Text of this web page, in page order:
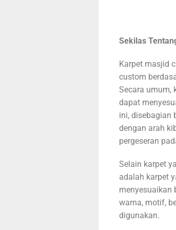
Sekilas
Karpet masjid
custom
Secara umum,
dapat
ini, disebagian
dengan arah
pergeseran
Selain karpet
adalah karpet
menyesuaikan
warna, motif,
digunakan.